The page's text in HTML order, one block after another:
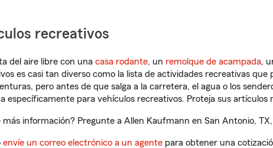
recreativos
del aire libre con una casa rodante, un remolque de acampada,
es casi tan diverso como la lista de actividades recreativas
pero antes de que salga a la carretera, el agua o los
específicamente para vehículos recreativos. Proteja sus artículos
más información? Pregunte a Allen Kaufmann en San Antonio,
envíe un correo electrónico a un agente para obtener una